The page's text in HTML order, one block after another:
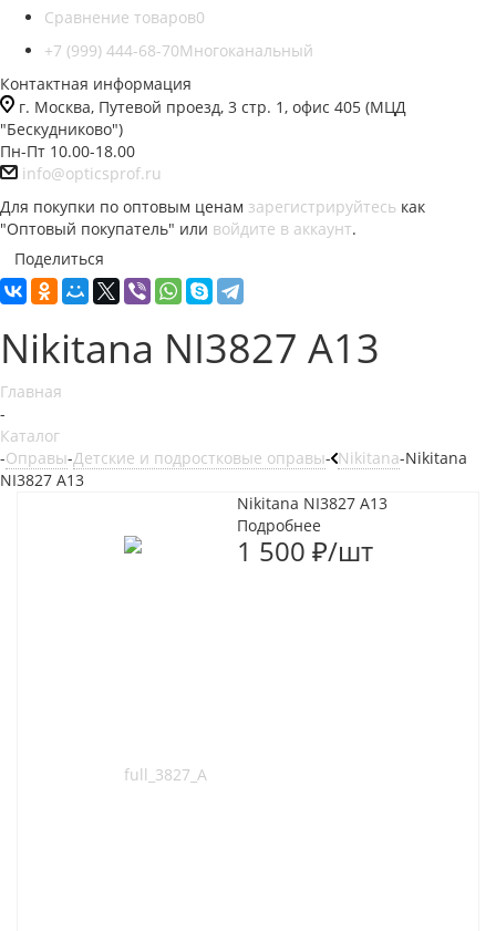
Сравнение товаров0
+7 (999) 444-68-70Многоканальный
Контактная информация
г. Москва, Путевой проезд, 3 стр. 1, офис 405 (МЦД
"Бескудниково")
Пн-Пт 10.00-18.00
info@opticsprof.ru
Для покупки по оптовым ценам зарегистрируйтесь как
"Оптовый покупатель" или войдите в аккаунт.
Поделиться
Nikitana NI3827 A13
Главная
-
Каталог
-Оправы-Детские и подростковые оправы- Nikitana-Nikitana
NI3827 A13
Nikitana NI3827 A13
Подробнее
1 500 ₽/шт